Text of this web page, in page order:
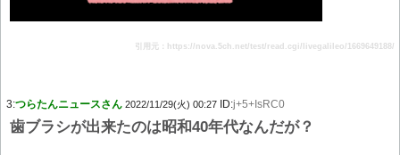
引用元：https://nova.5ch.net/test/read.cgi/livegalileo/1669649188/
3:つらたんニュースさん 2022/11/29(火) 00:27 ID:j+5+IsRC0
歯ブラシが出来たのは昭和40年代なんだが？